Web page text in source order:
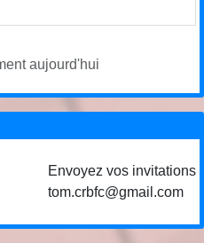
aujourd'hui
Envoyez vos invitations
tom.crbfc@gmail.com